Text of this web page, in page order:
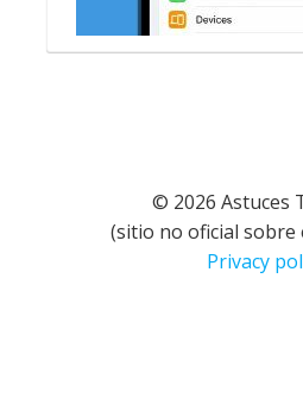
© 2026 Astuces
(sitio no oficial sobre
Privacy